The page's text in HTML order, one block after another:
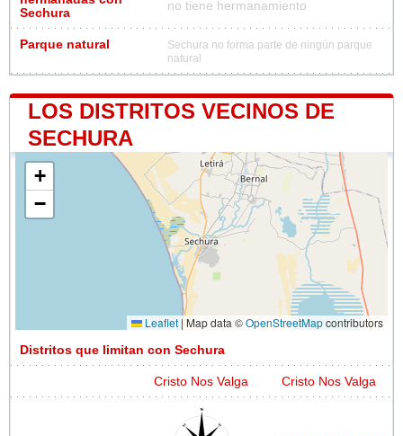
Sechura
no tiene hermanamiento
Parque natural
Sechura no forma parte de ningún parque
natural
LOS DISTRITOS VECINOS DE
SECHURA
+
−
Leaflet | Map data ©OpenStreetMapcontributors
Distritos que limitan con Sechura
Cristo Nos Valga Cristo Nos Valga